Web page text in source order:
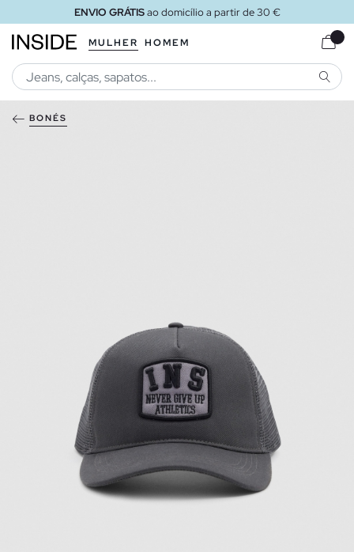
ENVIO GRÁTISao domicílio a partir de 30 €
MULHER HOMEM
BONÉS